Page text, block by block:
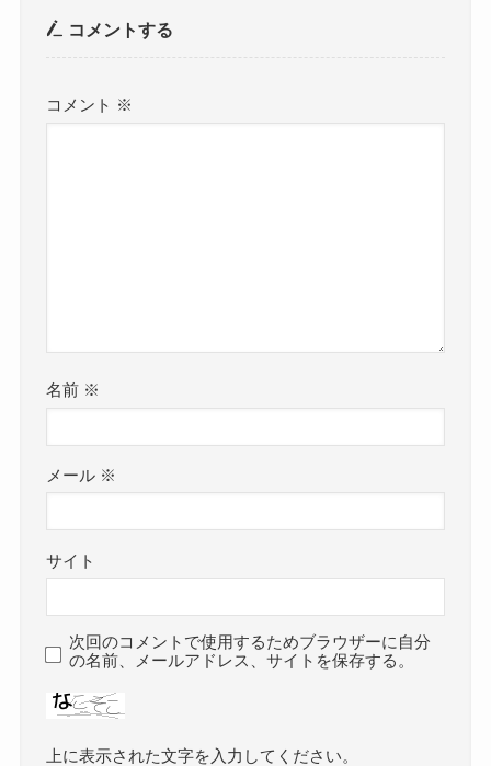
コメントする
コメント ※
名前 ※
メール ※
サイト
次回のコメントで使用するためブラウザーに自分
の名前、メールアドレス、サイトを保存する。
上に表示された文字を入力してください。